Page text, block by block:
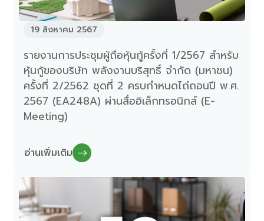
19 สิงหาคม 2567
รายงานการประชุมผู้ถือหุ้นกู้ครั้งที่ 1/2567 สำหรับ
หุ้นกู้ของบริษัท พลังงานบริสุทธิ์ จำกัด (มหาชน)
ครั้งที่ 2/2562 ชุดที่ 2 ครบกำหนดไถ่ถอนปี พ.ศ.
2567 (EA248A) ผ่านสื่ออิเล็กทรอนิกส์ (E-
Meeting)
อ่านเพิ่มเติม